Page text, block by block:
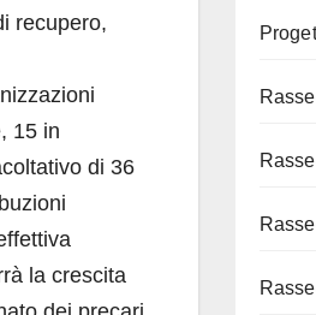
recupero,
15 in
di 36
la crescita